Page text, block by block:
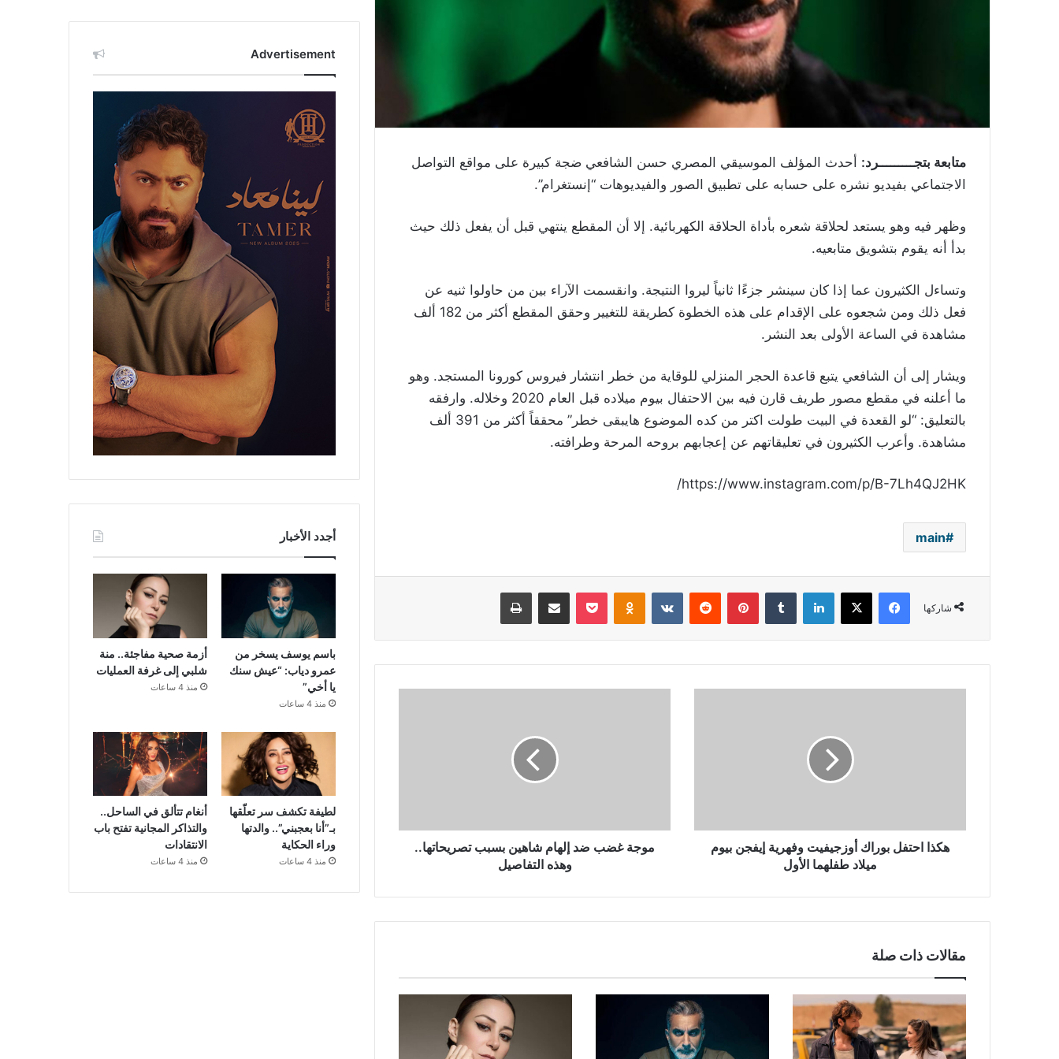
متابعة بتجـــــــــرد: أحدث المؤلف الموسيقي المصري حسن الشافعي ضجة كبيرة على مواقع التواصل
الاجتماعي بفيديو نشره على حسابه على تطبيق الصور والفيديوهات “إنستغرام”.
وظهر فيه وهو يستعد لحلاقة شعره بأداة الحلاقة الكهربائية. إلا أن المقطع ينتهي قبل أن يفعل ذلك حيث
بدأ أنه يقوم بتشويق متابعيه.
وتساءل الكثيرون عما إذا كان سينشر جزءًا ثانياً ليروا النتيجة. وانقسمت الآراء بين من حاولوا ثنيه عن
فعل ذلك ومن شجعوه على الإقدام على هذه الخطوة كطريقة للتغيير وحقق المقطع أكثر من 182 ألف
مشاهدة في الساعة الأولى بعد النشر.
ويشار إلى أن الشافعي يتبع قاعدة الحجر المنزلي للوقاية من خطر انتشار فيروس كورونا المستجد. وهو
ما أعلنه في مقطع مصور طريف قارن فيه بين الاحتفال بيوم ميلاده قبل العام 2020 وخلاله. وارفقه
بالتعليق: “لو القعدة في البيت طولت اكتر من كده الموضوع هايبقى خطر” محققاً أكثر من 391 ألف
مشاهدة. وأعرب الكثيرون في تعليقاتهم عن إعجابهم بروحه المرحة وطرافته.
https://www.instagram.com/p/B-7Lh4QJ2HK/
main
شاركها
فيسبوك ‫X لينكدإن بينتيريست Odnoklassniki
‫Pocket مشاركة عبر البريد طباعة
طفلهما
الأولهكذا احتفل بوراك أوزجيفيت وفهرية إيفجن بيوم
ميلاد طفلهما الأول
التفاصيل
موجة غضب ضد إلهام شاهين بسبب تصريحاتها..
وهذه التفاصيل
مقالات ذات صلة
Advertisement
أجدد الأخبار
باسم يوسف يسخر من
عمرو دياب: “عيش سنك
يا أخي”
منذ 4 ساعات
أزمة صحية مفاجئة.. منة
شلبي إلى غرفة العمليات
منذ 4 ساعات
لطيفة تكشف سر تعلّقها
بـ”أنا بعجبني”.. والدتها
وراء الحكاية
منذ 4 ساعات
أنغام تتألق في الساحل..
والتذاكر المجانية تفتح باب
الانتقادات
منذ 4 ساعات